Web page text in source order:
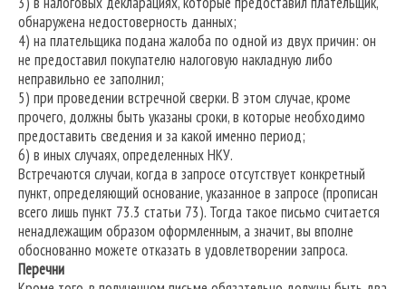
обнаружена недостоверность данных;
4) на плательщика подана жалоба по одной из двух причин: он
не предоставил покупателю налоговую накладную либо
неправильно ее заполнил;
5) при проведении встречной сверки. В этом случае, кроме
прочего, должны быть указаны сроки, в которые необходимо
предоставить сведения и за какой именно период;
6) в иных случаях, определенных НКУ.
Встречаются случаи, когда в запросе отсутствует конкретный
пункт, определяющий основание, указанное в запросе (прописан
всего лишь пункт 73.3 статьи 73). Тогда такое письмо считается
ненадлежащим образом оформленным, а значит, вы вполне
обоснованно можете отказать в удовлетворении запроса.
Перечни